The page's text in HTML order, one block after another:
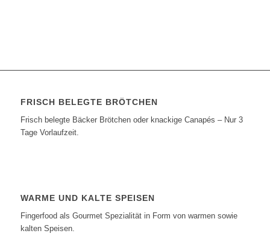
FRISCH BELEGTE BRÖTCHEN
Frisch belegte Bäcker Brötchen oder knackige Canapés – Nur 3
Tage Vorlaufzeit.
WARME UND KALTE SPEISEN
Fingerfood als Gourmet Spezialität in Form von warmen sowie
kalten Speisen.